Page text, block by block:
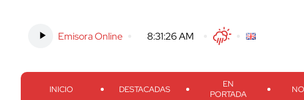
Emisora Online -8:31:27 AM TwitterFacebook
Threads
Instagram
INICIO DESTACADAS
EN
PORTADA